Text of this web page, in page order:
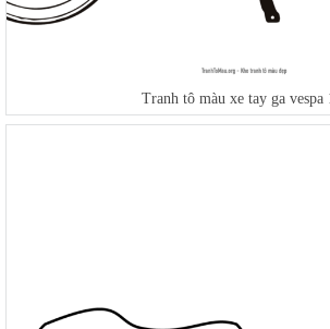
Tranh tô màu xe tay ga vespa